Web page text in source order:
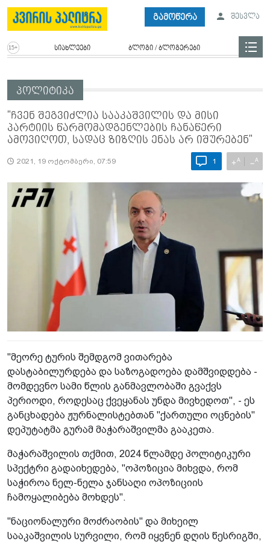
გამოწერა შესვლა
სიახლეები ბლოგი / ბლოგერები
პოლიტიკა
"ჩვენ შეგვიძლია სააკაშვილის და მისი
პარტიის წარმომადგენლების ჩანაწერი
ამოვიღოთ, სადაც ზიზღის ენას არ იშურებენ"
2021, 19 ოქტომბერი, 07:59 1 +A −A
"მეორე ტურის შემდგომ ვითარება
დასტაბილურდება და საზოგადოება დამშვიდდება -
მომდევნო სამი წლის განმავლობაში გვაქვს
პერიოდი, როდესაც ქვეყანას უნდა მივხედოთ", - ეს
განცხადება ჟურნალისტებთან "ქართული ოცნების"
დეპუტატმა გურამ მაჭარაშვილმა გააკეთა.
მაჭარაშვილის თქმით, 2024 წლამდე პოლიტიკური
სპექტრი გადაიხედება, "ოპოზიცია მიხვდა, რომ
საჭიროა ნელ-ნელა ჯანსაღი ოპოზიციის
ჩამოყალიბება მოხდეს".
"ნაციონალური მოძრაობის" და მიხეილ
სააკაშვილის სურვილი, რომ იყვნენ დღის წესრიგში,